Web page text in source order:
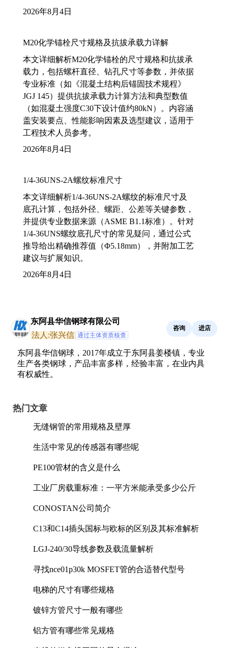
2026年8月4日
M20化学锚栓尺寸规格及抗拔承载力详解
本文详细解析M20化学锚栓的尺寸规格和抗拔承
载力，包括螺杆直径、钻孔尺寸等参数，并依据
专业标准（如《混凝土结构后锚固技术规程》
JGJ 145）提供抗拔承载力计算方法和典型数值
（如混凝土强度C30下设计值约80kN）。内容涵
盖安装要点、性能影响因素及选型建议，适用于
工程技术人员参考。
2026年8月4日
1/4-36UNS-2A螺纹标准尺寸
本文详细解析1/4-36UNS-2A螺纹的标准尺寸及
底孔计算，包括外径、螺距、公差等关键参数，
并提供专业数据来源（ASME B1.1标准）。针对
1/4-36UNS螺纹底孔尺寸的常见疑问，通过公式
推导给出精确推荐值（Φ5.18mm），并附加工艺
建议与扩展知识。
2026年8月4日
东阿县华信钢球有限公司
法人:张兴信 通过主体资质核查
咨询 进店
东阿县华信钢球，2017年成立于东阿县姜楼镇，专业
生产各类钢球，产品丰富多样，经验丰富，在业内具
有权威性。
热门文章
无缝钢管的常用规格及壁厚
生活中常见的传感器有哪些呢
PE100管材的含义是什么
工业厂房载重标准：一平方米能承受多少公斤
CONOSTAN公司简介
C13和C14插头国标与欧标的区别及其标准解析
LGJ-240/30导线参数及载流量解析
寻找nce01p30k MOSFET管的合适替代型号
电梯的尺寸有哪些规格
镀锌方管尺寸一般有哪些
铝方管有哪些常见规格